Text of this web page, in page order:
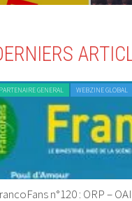
GENERAL WEBZINE GLOBAL
n°120 : ORP –